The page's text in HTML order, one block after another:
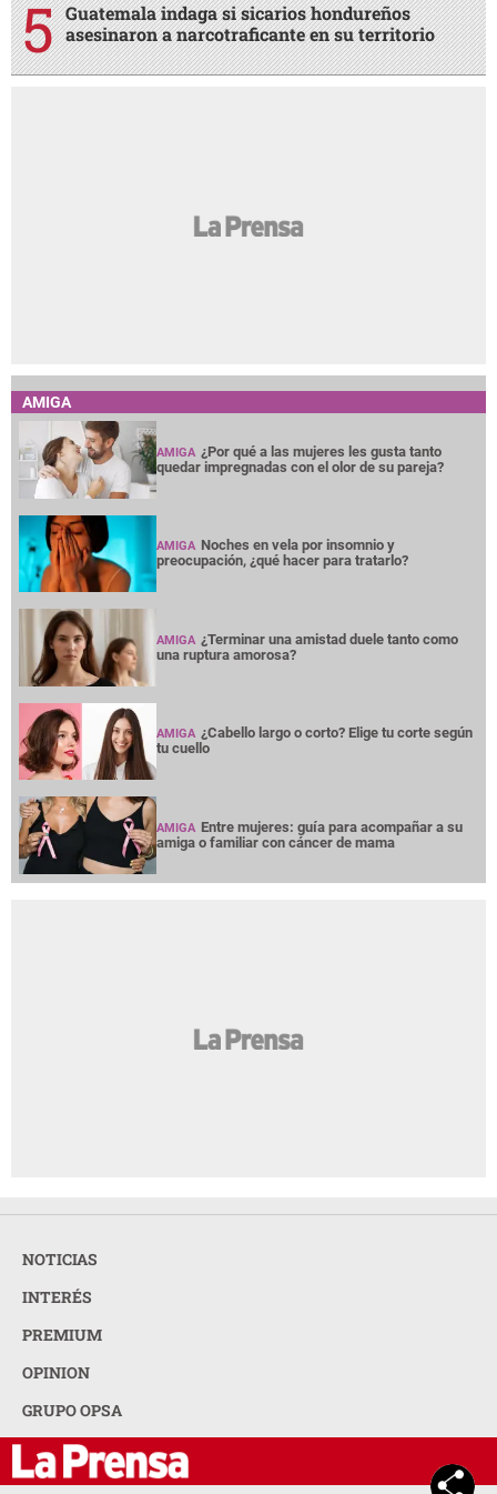
Guatemala indaga si sicarios hondureños
asesinaron a narcotraficante en su territorio
AMIGA
AMIGA ¿Por qué a las mujeres les gusta tanto
quedar impregnadas con el olor de su pareja?
AMIGA Noches en vela por insomnio y
preocupación, ¿qué hacer para tratarlo?
AMIGA ¿Terminar una amistad duele tanto como
una ruptura amorosa?
AMIGA ¿Cabello largo o corto? Elige tu corte según
tu cuello
AMIGA Entre mujeres: guía para acompañar a su
amiga o familiar con cáncer de mama
NOTICIAS
INTERÉS
PREMIUM
OPINION
GRUPO OPSA